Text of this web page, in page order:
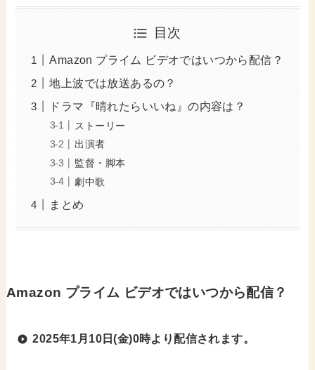
目次
Amazon プライム ビデオではいつから配信？
地上波では放送あるの？
ドラマ『晴れたらいいね』の内容は？
ストーリー
出演者
監督・脚本
劇中歌
まとめ
Amazon プライム ビデオではいつから配信？
2025年1月10日(金)0時より配信されます。